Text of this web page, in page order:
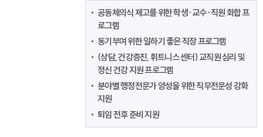
공동체의식 제고를 위한 학생·교수·직원 화합 프
로그램
동기부여 위한 일하기 좋은 직장 프로그램
(상담, 건강증진, 휘트니스 센터) 교직원 심리 및
정신 건강 지원 프로그램
분야별 행정전문가 양성을 위한 직무전문성 강화
지원
퇴임 전후 준비 지원